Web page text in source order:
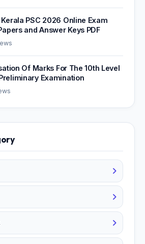
PSC 2026 Online Exam
and Answer Keys PDF
Of Marks For The 10th Level
Examination